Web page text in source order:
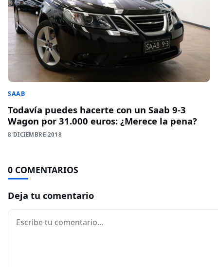
SAAB
Todavía puedes hacerte con un Saab 9-3
Wagon por 31.000 euros: ¿Merece la pena?
8 DICIEMBRE 2018
0 COMENTARIOS
Deja tu comentario
Comentario